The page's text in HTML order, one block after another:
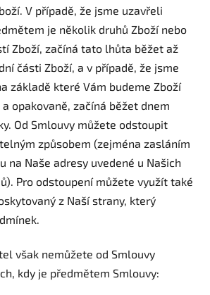
V případě, že jsme uzavřeli
je několik druhů Zboží nebo
Zboží, začíná tato lhůta běžet až
části Zboží, a v případě, že jsme
základě které Vám budeme Zboží
opakovaně, začíná běžet dnem
Od Smlouvy můžete odstoupit
způsobem (zejména zasláním
na Naše adresy uvedené u Našich
Pro odstoupení můžete využít také
z Naší strany, který
však nemůžete od Smlouvy
kdy je předmětem Smlouvy: